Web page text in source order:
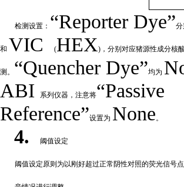
检测设置： “Reporter Dye”分
和 VIC(HEX)，分别对应猪源性成分核
测。 “Quencher Dye”均为
ABI 系列仪器，注意将“Passive
Reference”设置为 None。
4. 阈值设定
阈值设定原则为以刚好超过正常阴性对照的荧光信号